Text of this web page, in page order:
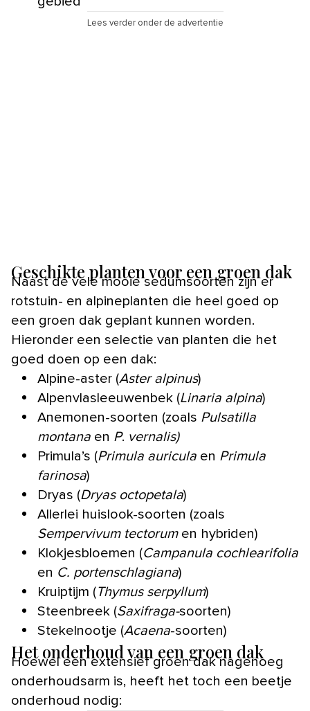
Lees verder onder de advertentie
Geschikte planten voor een groen dak
Naast de vele mooie sedumsoorten zijn er
rotstuin- en alpineplanten die heel goed op
een groen dak geplant kunnen worden.
Hieronder een selectie van planten die het
goed doen op een dak:
Alpine-aster (Aster alpinus)
Alpenvlasleeuwenbek (Linaria alpina)
Anemonen-soorten (zoals Pulsatilla
montana en P. vernalis)
Primula’s (Primula auricula en Primula
farinosa)
Dryas (Dryas octopetala)
Allerlei huislook-soorten (zoals
Sempervivum tectorumen hybriden)
Klokjesbloemen (Campanula cochlearifolia
en C. portenschlagiana)
Kruiptijm (Thymus serpyllum)
Steenbreek (Saxifraga-soorten)
Stekelnootje (Acaena-soorten)
Het onderhoud van een groen dak
Hoewel een extensief groen dak nagenoeg
onderhoudsarm is, heeft het toch een beetje
onderhoud nodig: